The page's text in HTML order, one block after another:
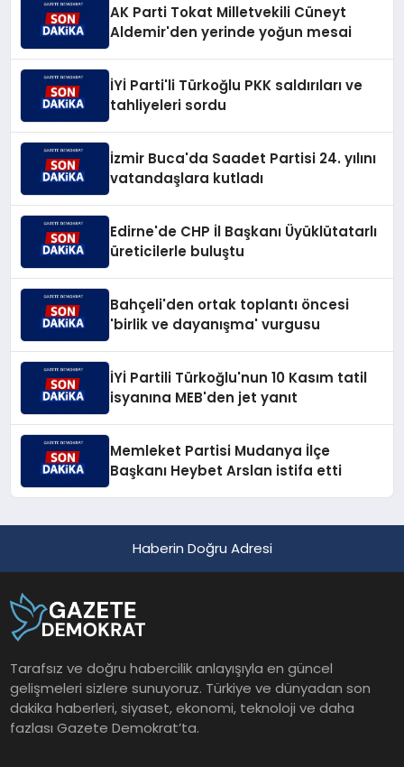
AK Parti Tokat Milletvekili Cüneyt
Aldemir'den yerinde yoğun mesai
İYİ Parti'li Türkoğlu PKK saldırıları ve
tahliyeleri sordu
İzmir Buca'da Saadet Partisi 24. yılını
vatandaşlara kutladı
Edirne'de CHP İl Başkanı Üyüklütatarlı
üreticilerle buluştu
Bahçeli'den ortak toplantı öncesi
'birlik ve dayanışma' vurgusu
İYİ Partili Türkoğlu'nun 10 Kasım tatil
isyanına MEB'den jet yanıt
Memleket Partisi Mudanya İlçe
Başkanı Heybet Arslan istifa etti
Haberin Doğru Adresi
Tarafsız ve doğru habercilik anlayışıyla en güncel
gelişmeleri sizlere sunuyoruz. Türkiye ve dünyadan son
dakika haberleri, siyaset, ekonomi, teknoloji ve daha
fazlası Gazete Demokrat’ta.